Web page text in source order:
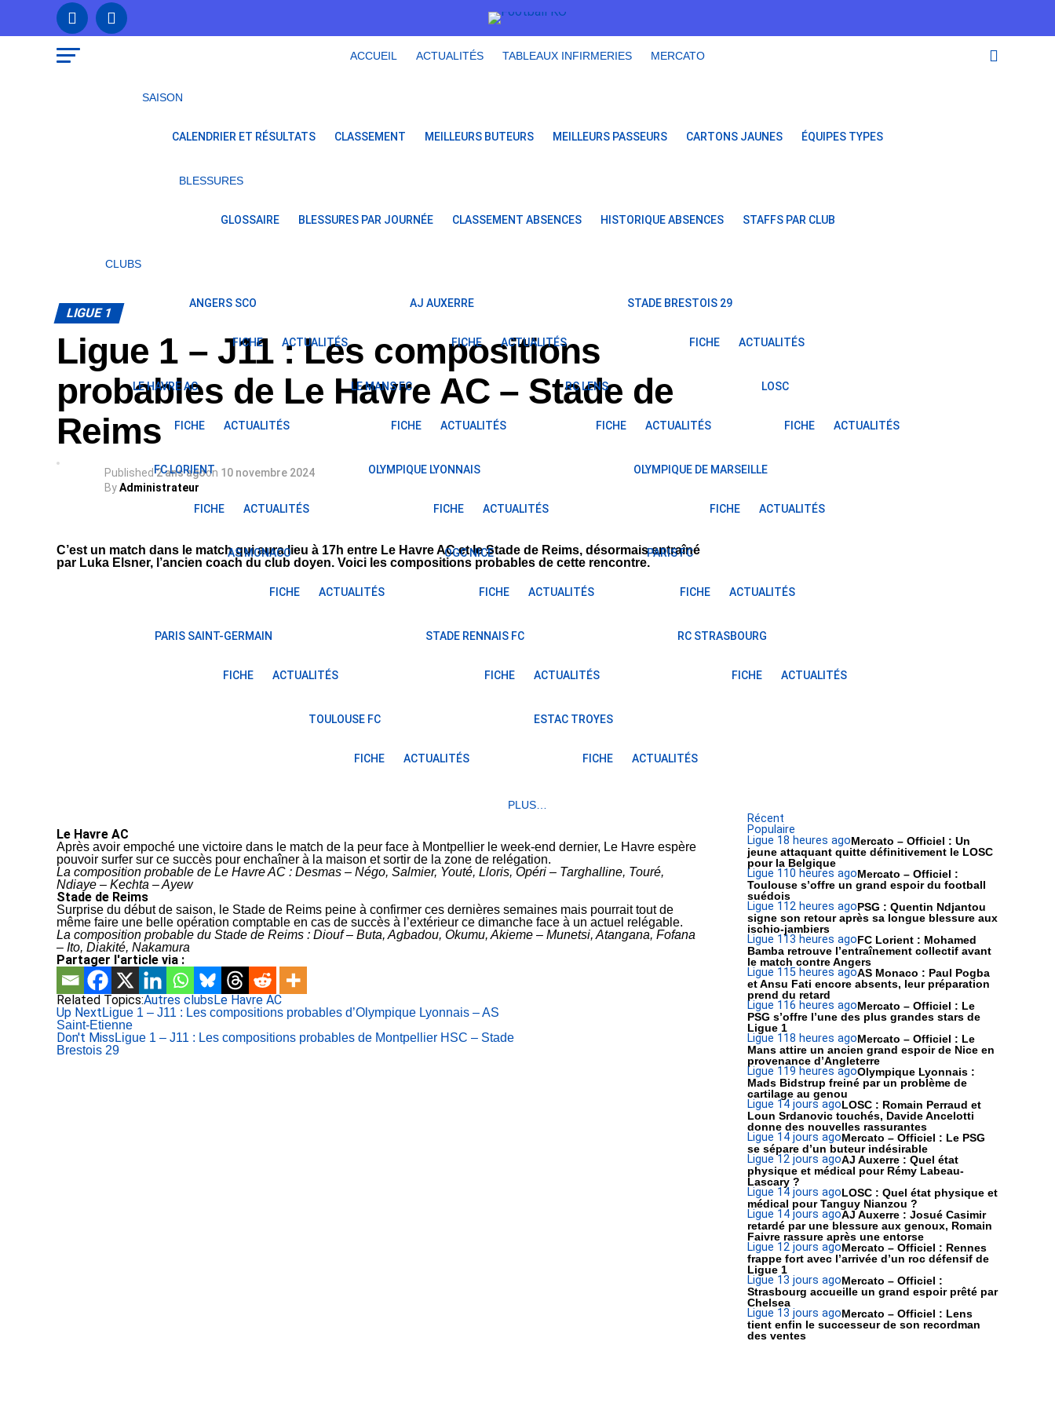
ACCUEIL ACTUALITÉS TABLEAUX INFIRMERIES MERCATO
SAISON
CALENDRIER ET RÉSULTATS CLASSEMENT MEILLEURS BUTEURS MEILLEURS PASSEURS CARTONS JAUNES ÉQUIPES TYPES
BLESSURES
GLOSSAIRE BLESSURES PAR JOURNÉE CLASSEMENT ABSENCES HISTORIQUE ABSENCES STAFFS PAR CLUB
CLUBS
ANGERS SCO
FICHE ACTUALITÉS
AJ AUXERRE
FICHE ACTUALITÉS
STADE BRESTOIS 29
FICHE ACTUALITÉS
LE HAVRE AC
FICHE ACTUALITÉS
LE MANS FC
FICHE ACTUALITÉS
RC LENS
FICHE ACTUALITÉS
LOSC
FICHE ACTUALITÉS
FC LORIENT
FICHE ACTUALITÉS
OLYMPIQUE LYONNAIS
FICHE ACTUALITÉS
OLYMPIQUE DE MARSEILLE
FICHE ACTUALITÉS
AS MONACO
FICHE ACTUALITÉS
OGC NICE
FICHE ACTUALITÉS
PARIS FC
FICHE ACTUALITÉS
PARIS SAINT-GERMAIN
FICHE ACTUALITÉS
STADE RENNAIS FC
FICHE ACTUALITÉS
RC STRASBOURG
FICHE ACTUALITÉS
TOULOUSE FC
FICHE ACTUALITÉS
ESTAC TROYES
FICHE ACTUALITÉS
PLUS…
LIGUE 1
Ligue 1 – J11 : Les compositions
probables de Le Havre AC – Stade de
Reims
Published 2 ans agoon 10 novembre 2024
ByAdministrateur
C’est un match dans le match qui aura lieu à 17h entre Le Havre AC et le Stade de Reims, désormais entraîné
par Luka Elsner, l’ancien coach du club doyen. Voici les compositions probables de cette rencontre.
Le Havre AC
Après avoir empoché une victoire dans le match de la peur face à Montpellier le week-end dernier, Le Havre espère
pouvoir surfer sur ce succès pour enchaîner à la maison et sortir de la zone de relégation.
La composition probable de Le Havre AC : Desmas – Négo, Salmier, Youté, Lloris, Opéri – Targhalline, Touré,
Ndiaye – Kechta – Ayew
Stade de Reims
Surprise du début de saison, le Stade de Reims peine à confirmer ces dernières semaines mais pourrait tout de
même faire une belle opération comptable en cas de succès à l’extérieur ce dimanche face à un actuel relégable.
La composition probable du Stade de Reims : Diouf – Buta, Agbadou, Okumu, Akieme – Munetsi, Atangana, Fofana
– Ito, Diakité, Nakamura
Partager l'article via :
Related Topics:Autres clubsLe Havre AC
Up Next Ligue 1 – J11 : Les compositions probables d’Olympique Lyonnais – AS
Saint-Etienne
Don't Miss Ligue 1 – J11 : Les compositions probables de Montpellier HSC – Stade
Brestois 29
Récent
Populaire
Ligue 18 heures agoMercato – Officiel : Un
jeune attaquant quitte définitivement le LOSC
pour la Belgique
Ligue 1 10 heures agoMercato – Officiel :
Toulouse s’offre un grand espoir du football
suédois
Ligue 1 12 heures agoPSG : Quentin Ndjantou
signe son retour après sa longue blessure aux
ischio-jambiers
Ligue 113 heures agoFC Lorient : Mohamed
Bamba retrouve l’entraînement collectif avant
le match contre Angers
Ligue 1 15 heures agoAS Monaco : Paul Pogba
et Ansu Fati encore absents, leur préparation
prend du retard
Ligue 1 16 heures agoMercato – Officiel : Le
PSG s’offre l’une des plus grandes stars de
Ligue 1
Ligue 1 18 heures agoMercato – Officiel : Le
Mans attire un ancien grand espoir de Nice en
provenance d’Angleterre
Ligue 1 19 heures agoOlympique Lyonnais :
Mads Bidstrup freiné par un problème de
cartilage au genou
Ligue 14 jours agoLOSC : Romain Perraud et
Loun Srdanovic touchés, Davide Ancelotti
donne des nouvelles rassurantes
Ligue 1 4 jours agoMercato – Officiel : Le PSG
se sépare d’un buteur indésirable
Ligue 12 jours agoAJ Auxerre : Quel état
physique et médical pour Rémy Labeau-
Lascary ?
Ligue 14 jours agoLOSC : Quel état physique et
médical pour Tanguy Nianzou ?
Ligue 1 4 jours agoAJ Auxerre : Josué Casimir
retardé par une blessure aux genoux, Romain
Faivre rassure après une entorse
Ligue 12 jours agoMercato – Officiel : Rennes
frappe fort avec l’arrivée d’un roc défensif de
Ligue 1
Ligue 13 jours agoMercato – Officiel :
Strasbourg accueille un grand espoir prêté par
Chelsea
Ligue 13 jours agoMercato – Officiel : Lens
tient enfin le successeur de son recordman
des ventes